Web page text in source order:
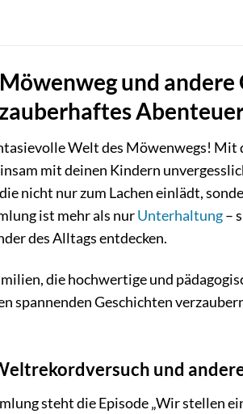
und
Welt des Möwenwegs!
mit deinen Kindern
nicht nur zum Lachen einlädt,
ist mehr als nurUnterhaltung–
des Alltags entdecken.
die hochwertige und
spannenden Geschichten
und
steht die Episode „Wir stellen